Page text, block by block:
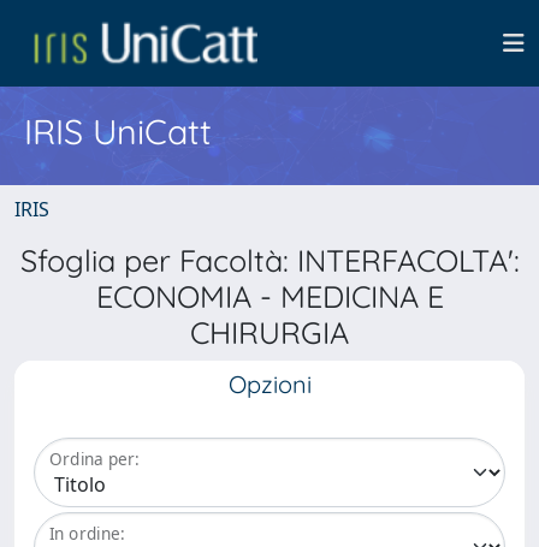
IRIS UniCatt
IRIS
Sfoglia per Facoltà: INTERFACOLTA':
ECONOMIA - MEDICINA E
CHIRURGIA
Opzioni
Ordina per:
In ordine: